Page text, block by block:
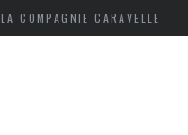
LA COMPAGNIE CARAVELLE